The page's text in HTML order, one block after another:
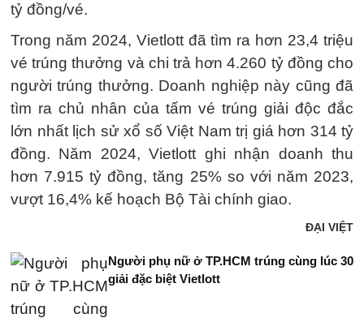
tỷ đồng/vé.
Trong năm 2024, Vietlott đã tìm ra hơn 23,4 triệu
vé trúng thưởng và chi trả hơn 4.260 tỷ đồng cho
người trúng thưởng. Doanh nghiệp này cũng đã
tìm ra chủ nhân của tấm vé trúng giải độc đắc
lớn nhất lịch sử xổ số Việt Nam trị giá hơn 314 tỷ
đồng. Năm 2024, Vietlott ghi nhận doanh thu
hơn 7.915 tỷ đồng, tăng 25% so với năm 2023,
vượt 16,4% kế hoạch Bộ Tài chính giao.
ĐẠI VIỆT
Người phụ nữ ở TP.HCM trúng cùng lúc 30
giải đặc biệt Vietlott